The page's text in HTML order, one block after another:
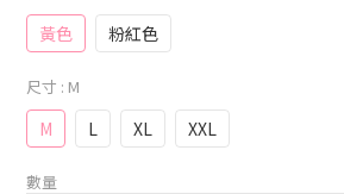
黃色 粉紅色
尺寸 : M
M L XL XXL
數量